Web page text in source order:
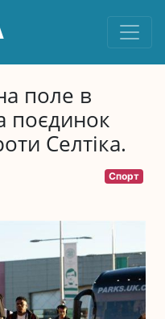
поле в
поєдинок
Селтіка.
Спорт